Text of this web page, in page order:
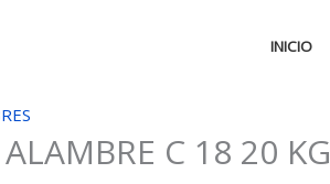
INICIO
C 18 20 KG